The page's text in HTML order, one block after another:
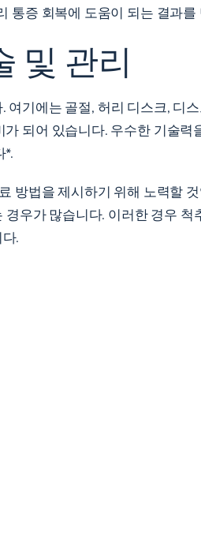
통증 회복에 도움이 되는 결과
및 관리
기에는 골절, 허리 디스크, 디
되어 있습니다. 우수한 기술
*.
방법을 제시하기 위해 노력할
우가 많습니다. 이러한 경우
.